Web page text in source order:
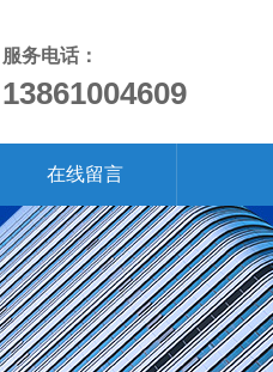
服务电话：
13861004609
在线留言